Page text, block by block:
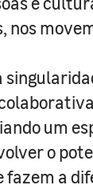
nos
um
o
a